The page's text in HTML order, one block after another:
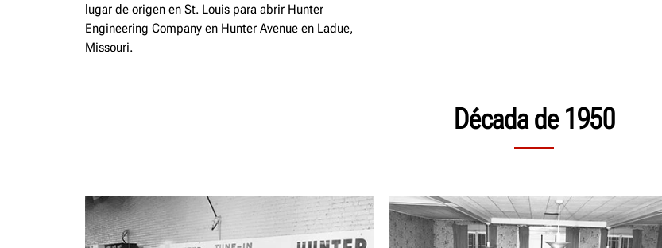
lugar de origen en St. Louis para abrir Hunter
Engineering Company en Hunter Avenue en Ladue,
Missouri.
Década de 1950